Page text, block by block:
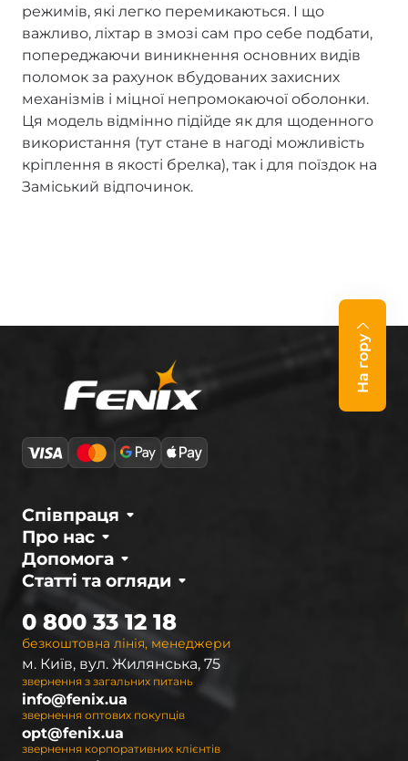
режимів, які легко перемикаються. І що
важливо, ліхтар в змозі сам про себе подбати,
попереджаючи виникнення основних видів
поломок за рахунок вбудованих захисних
механізмів і міцної непромокаючої оболонки.
Ця модель відмінно підійде як для щоденного
використання (тут стане в нагоді можливість
кріплення в якості брелка), так і для поїздок на
Заміський відпочинок.
На гору
Про нас
Співпраця
Статті та огляди
Допомога
безкоштовна лінія, менеджери
0 800 33 12 18
м. Київ, вул. Жилянська, 75
звернення з загальних питань
info@fenix.ua
звернення оптових покупців
opt@fenix.ua
звернення корпоративних клієнтів